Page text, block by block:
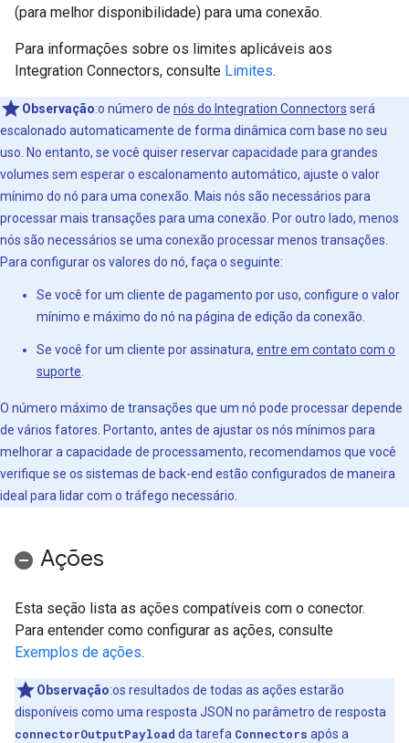
(para melhor disponibilidade) para uma conexão.
Para informações sobre os limites aplicáveis aos
Integration Connectors, consulte Limites.
Observação:o número de nós do Integration Connectors será
escalonado automaticamente de forma dinâmica com base no seu
uso. No entanto, se você quiser reservar capacidade para grandes
volumes sem esperar o escalonamento automático, ajuste o valor
mínimo do nó para uma conexão. Mais nós são necessários para
processar mais transações para uma conexão. Por outro lado, menos
nós são necessários se uma conexão processar menos transações.
Para configurar os valores do nó, faça o seguinte:
Se você for um cliente de pagamento por uso, configure o valor
mínimo e máximo do nó na página de edição da conexão.
Se você for um cliente por assinatura, entre em contato com o
suporte
O número máximo de transações que um nó pode processar depende
de vários fatores. Portanto, antes de ajustar os nós mínimos para
melhorar a capacidade de processamento, recomendamos que você
verifique se os sistemas de back-end estão configurados de maneira
ideal para lidar com o tráfego necessário.
Ações
Esta seção lista as ações compatíveis com o conector.
Para entender como configurar as ações, consulte
Exemplos de ações.
Observação:os resultados de todas as ações estarão
disponíveis como uma resposta JSON no parâmetro de resposta
connectorOutputPayload da tarefa Connectors após a